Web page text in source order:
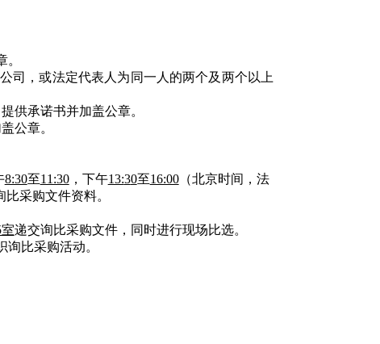
司，或法定代表人为同一人的两个及两个以上
供承诺书并加盖公章。
公章。
8:30至11:30，下午13:30至16:00（北京时间，法
比采购文件资料。
递交询比采购文件，同时进行现场比选。
比采购活动。